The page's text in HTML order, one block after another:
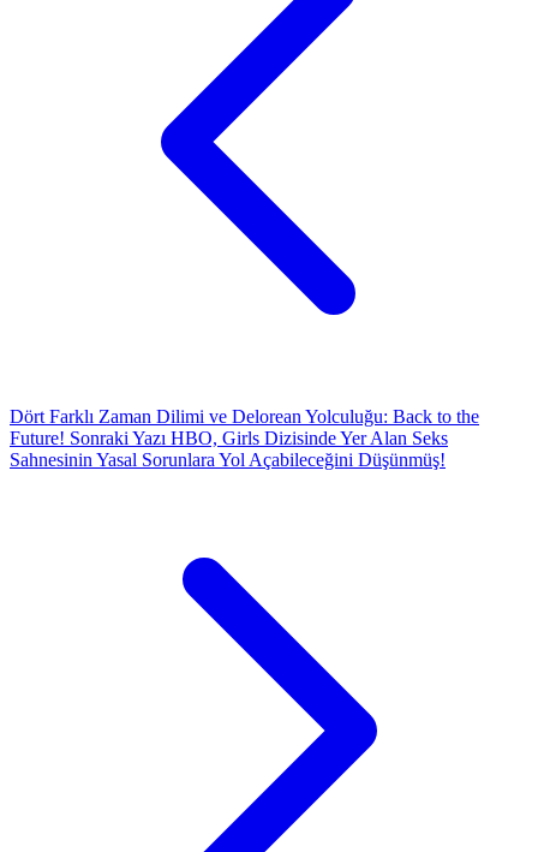
Dört Farklı Zaman Dilimi ve Delorean Yolculuğu: Back to the
Future! Sonraki Yazı HBO, Girls Dizisinde Yer Alan Seks
Sahnesinin Yasal Sorunlara Yol Açabileceğini Düşünmüş!